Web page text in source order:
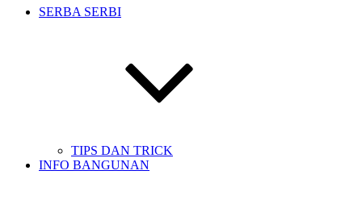
SERBA SERBI
TIPS DAN TRICK
INFO BANGUNAN